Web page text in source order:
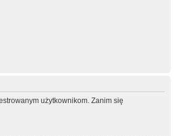
użytkownikom. Zanim się